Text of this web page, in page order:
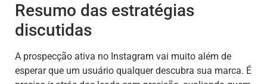
Resumo das estratégias
discutidas
A prospecção ativa no Instagram vai muito além de
esperar que um usuário qualquer descubra sua marca. É